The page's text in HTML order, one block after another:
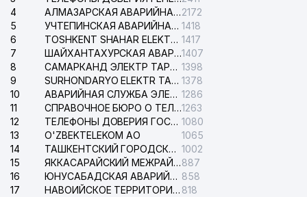
4
АЛМАЗАРСКАЯ АВАРИЙНАЯ СЛУЖБА ЭЛЕКТРОСЕТИ2172
5
УЧТЕПИНСКАЯ АВАРИЙНАЯ СЛУЖБА ЭЛЕКТРОСЕТИ 1418
6
TOSHKENT SHAHAR ELEKTR TARMOQLARI KORXONASI АО 1417
7
ШАЙХАНТАХУРСКАЯ АВАРИЙНАЯ СЛУЖБА ЭЛЕКТРОСЕТИ1407
8
САМАРКАНД ЭЛЕКТР ТАРМОКЛАРИ АО 1398
9
SURHONDARYO ELEKTR TARMOKLARI АО 1378
10
АВАРИЙНАЯ СЛУЖБА ЭЛЕКТРОСЕТИ ТАШКЕНТСКОГО РАЙОНА 1286
11
СПРАВОЧНОЕ БЮРО О ТЕЛЕФОНАХ ОРГАНИЗАЦИЙ г. ТАШКЕНТА1263
12
ТЕЛЕФОНЫ ДОВЕРИЯ ГОСУДАРСТВЕННОГО ЦЕНТРА ТЕСТИРОВАНИЯ 1080
13
O'ZBEKTELEKOM АО
1065
14
ТАШКЕНТСКИЙ ГОРОДСКОЙ СУД ПО ГРАЖДАНСКИМ ДЕЛАМ 1002
15
ЯККАСАРАЙСКИЙ МЕЖРАЙОННЫЙ СУД ПО ГРАЖДАНСКИМ ДЕЛАМ887
16
ЮНУСАБАДСКАЯ АВАРИЙНАЯ СЛУЖБА ЭЛЕКТРОСЕТИ 858
17
НАВОИЙСКОЕ ТЕРРИТОРИАЛЬНОЕ ПРЕДПРИЯТИЕ ЭЛЕКТРОСЕТИ АО 818